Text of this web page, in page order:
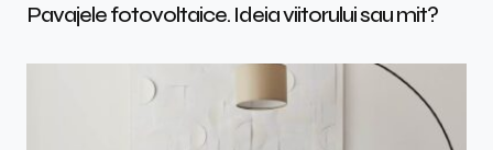
Pavajele fotovoltaice. Ideia viitorului sau mit?